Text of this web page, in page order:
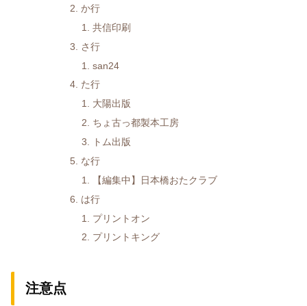
か行
共信印刷
さ行
san24
た行
大陽出版
ちょ古っ都製本工房
トム出版
な行
【編集中】日本橋おたクラブ
は行
プリントオン
プリントキング
注意点